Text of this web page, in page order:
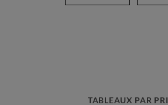
TABLEAUX PAR